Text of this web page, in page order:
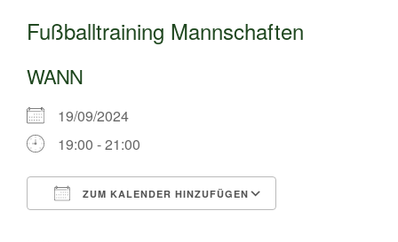
Fußballtraining Mannschaften
WANN
19/09/2024
19:00 - 21:00
ZUM KALENDER HINZUFÜGEN